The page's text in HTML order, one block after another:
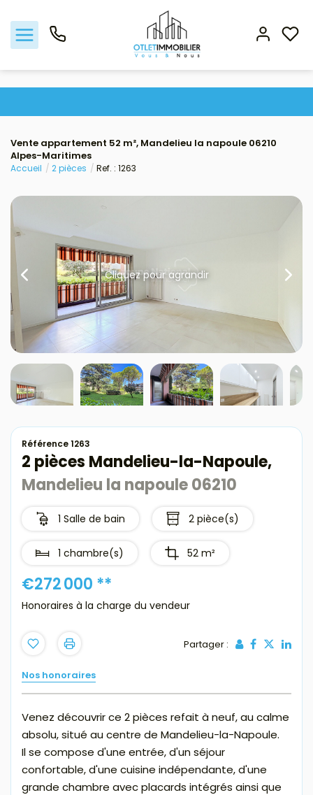
Acheter
Louer
Gestion locative
Viager
Nos biens vendus
Nos agences
Avis clients
Estimation
Avis clients
Vente appartement 52 m², Mandelieu la napoule 06210
Alpes-Maritimes
Accueil 2 pièces Ref. : 1263
Cliquez pour agrandir
Référence 1263
2 pièces Mandelieu-la-Napoule,
Mandelieu la napoule 06210
1 Salle de bain 2 pièce(s)
1 chambre(s) 52 m²
€272 000 **
Honoraires à la charge du vendeur
Partager :
Nos honoraires
Venez découvrir ce 2 pièces refait à neuf, au calme
absolu, situé au centre de Mandelieu-la-Napoule.
Il se compose d'une entrée, d'un séjour
confortable, d'une cuisine indépendante, d'une
grande chambre avec placards intégrés ainsi que